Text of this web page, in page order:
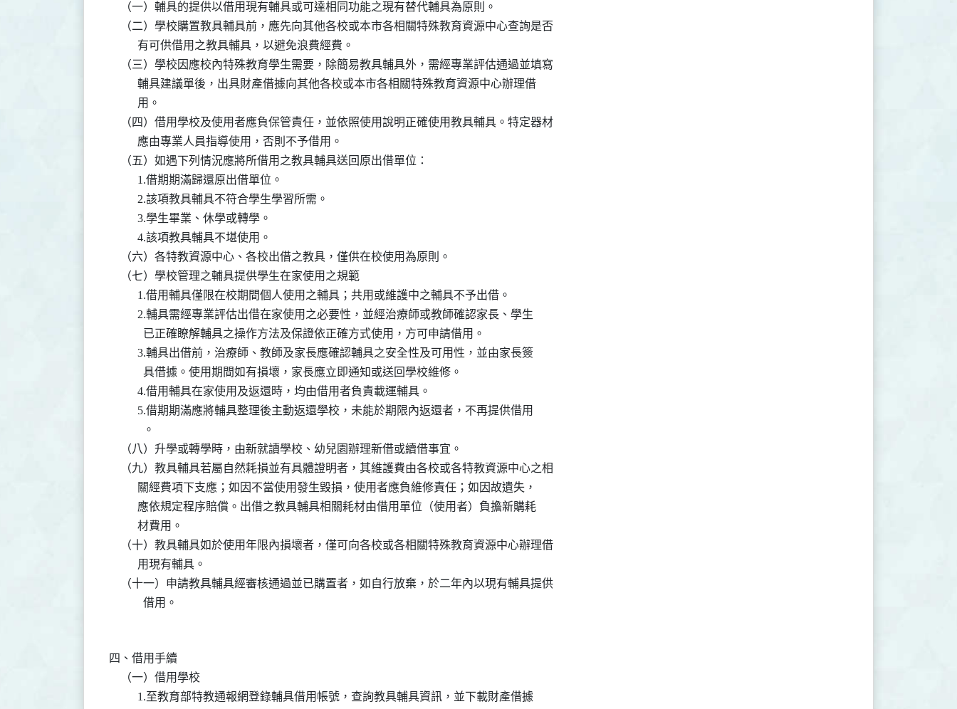
    （一）輔具的提供以借用現有輔具或可達相同功能之現有替代輔具為原則。
    （二）學校購置教具輔具前，應先向其他各校或本市各相關特殊教育資源中心查詢是否
          有可供借用之教具輔具，以避免浪費經費。
    （三）學校因應校內特殊教育學生需要，除簡易教具輔具外，需經專業評估通過並填寫
          輔具建議單後，出具財產借據向其他各校或本市各相關特殊教育資源中心辦理借
          用。
    （四）借用學校及使用者應負保管責任，並依照使用說明正確使用教具輔具。特定器材
          應由專業人員指導使用，否則不予借用。
    （五）如遇下列情況應將所借用之教具輔具送回原出借單位：
          1.借期期滿歸還原出借單位。
          2.該項教具輔具不符合學生學習所需。
          3.學生畢業、休學或轉學。
          4.該項教具輔具不堪使用。
    （六）各特教資源中心、各校出借之教具，僅供在校使用為原則。
    （七）學校管理之輔具提供學生在家使用之規範
          1.借用輔具僅限在校期間個人使用之輔具；共用或維護中之輔具不予出借。
          2.輔具需經專業評估出借在家使用之必要性，並經治療師或教師確認家長、學生
            已正確瞭解輔具之操作方法及保證依正確方式使用，方可申請借用。
          3.輔具出借前，治療師、教師及家長應確認輔具之安全性及可用性，並由家長簽
            具借據。使用期間如有損壞，家長應立即通知或送回學校維修。
          4.借用輔具在家使用及返還時，均由借用者負責載運輔具。
          5.借期期滿應將輔具整理後主動返還學校，未能於期限內返還者，不再提供借用
            。
    （八）升學或轉學時，由新就讀學校、幼兒園辦理新借或續借事宜。
    （九）教具輔具若屬自然耗損並有具體證明者，其維護費由各校或各特教資源中心之相
          關經費項下支應；如因不當使用發生毀損，使用者應負維修責任；如因故遺失，
          應依規定程序賠償。出借之教具輔具相關耗材由借用單位（使用者）負擔新購耗
          材費用。
    （十）教具輔具如於使用年限內損壞者，僅可向各校或各相關特殊教育資源中心辦理借
          用現有輔具。
    （十一）申請教具輔具經審核通過並已購置者，如自行放棄，於二年內以現有輔具提供
四、借用手續
    （一）借用學校
          1.至教育部特教通報網登錄輔具借用帳號，查詢教具輔具資訊，並下載財產借據